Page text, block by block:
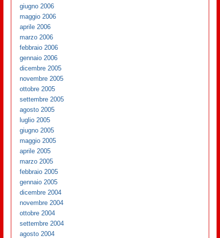
giugno 2006
maggio 2006
aprile 2006
marzo 2006
febbraio 2006
gennaio 2006
dicembre 2005
novembre 2005
ottobre 2005
settembre 2005
agosto 2005
luglio 2005
giugno 2005
maggio 2005
aprile 2005
marzo 2005
febbraio 2005
gennaio 2005
dicembre 2004
novembre 2004
ottobre 2004
settembre 2004
agosto 2004